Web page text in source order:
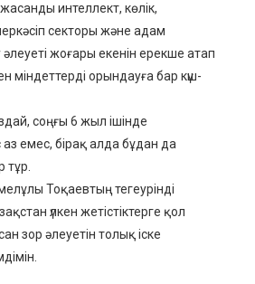
интеллект, көлік,
секторы және адам
жоғары екенін ерекше атап
міндеттерді орындауға бар күш-
соңғы 6 жыл ішінде
емес, бірақ алда бұдан да
тұр.
Тоқаевтың тегеурінді
үлкен жетістіктерге қол
зор әлеуетін толық іске